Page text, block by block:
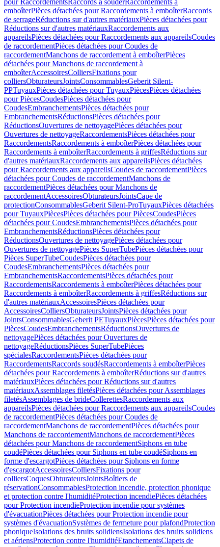
pour RaccordementsRaccords à souderRaccordements à
emboîterPièces détachées pour Raccordements à emboîterRaccords
de serrageRéductions sur d'autres matériauxPièces détachées pour
Réductions sur d'autres matériauxRaccordements aux
appareilsPièces détachées pour Raccordements aux appareilsCoudes
de raccordementPièces détachées pour Coudes de
raccordementManchons de raccordement à emboîterPièces
détachées pour Manchons de raccordement à
emboîterAccessoiresColliersFixations pour
colliersObturateursJointsConsommablesGeberit Silent-
PPTuyauxPièces détachées pour TuyauxPiècesPièces détachées
pour PiècesCoudesPièces détachées pour
CoudesEmbranchementsPièces détachées pour
EmbranchementsRéductionsPièces détachées pour
RéductionsOuvertures de nettoyagePièces détachées pour
Ouvertures de nettoyageRaccordementsPièces détachées pour
RaccordementsRaccordements à emboîterPièces détachées pour
Raccordements à emboîterRaccordements à griffesRéductions sur
d'autres matériauxRaccordements aux appareilsPièces détachées
pour Raccordements aux appareilsCoudes de raccordementPièces
détachées pour Coudes de raccordementManchons de
raccordementPièces détachées pour Manchons de
raccordementAccessoiresObturateursJointsCape de
protectionConsommablesGeberit Silent-ProTuyauxPièces détachées
pour TuyauxPiècesPièces détachées pour PiècesCoudesPièces
détachées pour CoudesEmbranchementsPièces détachées pour
EmbranchementsRéductionsPièces détachées pour
RéductionsOuvertures de nettoyagePièces détachées pour
Ouvertures de nettoyagePièces SuperTubePièces détachées pour
Pièces SuperTubeCoudesPièces détachées pour
CoudesEmbranchementsPièces détachées pour
EmbranchementsRaccordementsPièces détachées pour
RaccordementsRaccordements à emboîterPièces détachées pour
Raccordements à emboîterRaccordements à griffesRéductions sur
d'autres matériauxAccessoiresPièces détachées pour
AccessoiresColliersObturateursJointsPièces détachées pour
JointsConsommablesGeberit PETuyauxPiècesPièces détachées pour
PiècesCoudesEmbranchementsRéductionsOuvertures de
nettoyagePièces détachées pour Ouvertures de
nettoyageRéductionsPièces SuperTubePièces
spécialesRaccordementsPièces détachées pour
RaccordementsRaccords soudésRaccordements à emboîterPièces
détachées pour Raccordements à emboîterRéductions sur d'autres
matériauxPièces détachées pour Réductions sur d'autres
matériauxAssemblages filetésPièces détachées pour Assemblages
filetésAssemblages de brideCollerettesRaccordements aux
appareilsPièces détachées pour Raccordements aux appareilsCoudes
de raccordementPièces détachées pour Coudes de
raccordementManchons de raccordementPièces détachées pour
Manchons de raccordementManchons de raccordementPièces
détachées pour Manchons de raccordementSiphons en tube
coudéPièces détachées pour Siphons en tube coudéSiphons en
forme d'escargotPièces détachées pour Siphons en forme
d'escargotAccessoiresColliersFixations pour
colliersCoquesObturateursJointsBoîtiers de
réservationConsommablesProtection incendie, protection phonique
et protection contre l'humiditéProtection incendiePièces détachées
pour Protection incendieProtection incendie pour systèmes
d'évacuationPièces détachées pour Protection incendie pour
systèmes d'évacuationSystèmes de fermeture pour plafondProtection
phoniqueIsolations des bruits solidiensIsolations des bruits solidiens
et aériensProtection contre l'humiditéEtanchementsClapets de